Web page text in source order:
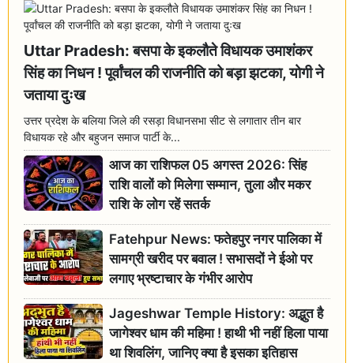
Uttar Pradesh: बसपा के इकलौते विधायक उमाशंकर
सिंह का निधन ! पूर्वांचल की राजनीति को बड़ा झटका, योगी ने
जताया दुःख
उत्तर प्रदेश के बलिया जिले की रसड़ा विधानसभा सीट से लगातार तीन बार
विधायक रहे और बहुजन समाज पार्टी के...
आज का राशिफल 05 अगस्त 2026: सिंह
राशि वालों को मिलेगा सम्मान, तुला और मकर
राशि के लोग रहें सतर्क
Fatehpur News: फतेहपुर नगर पालिका में
सामग्री खरीद पर बवाल ! सभासदों ने ईओ पर
लगाए भ्रष्टाचार के गंभीर आरोप
Jageshwar Temple History: अद्भुत है
जागेश्वर धाम की महिमा ! हाथी भी नहीं हिला पाया
था शिवलिंग, जानिए क्या है इसका इतिहास